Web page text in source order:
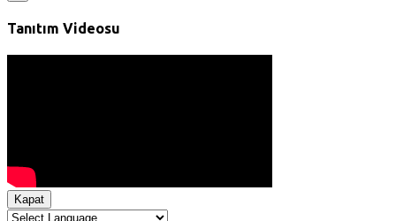
Tanıtım Videosu
Kapat